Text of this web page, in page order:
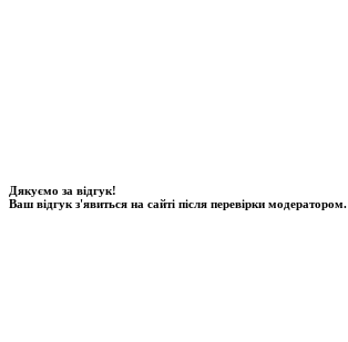
Дякуємо за відгук!
Ваш відгук з'явиться на сайті після перевірки модератором.